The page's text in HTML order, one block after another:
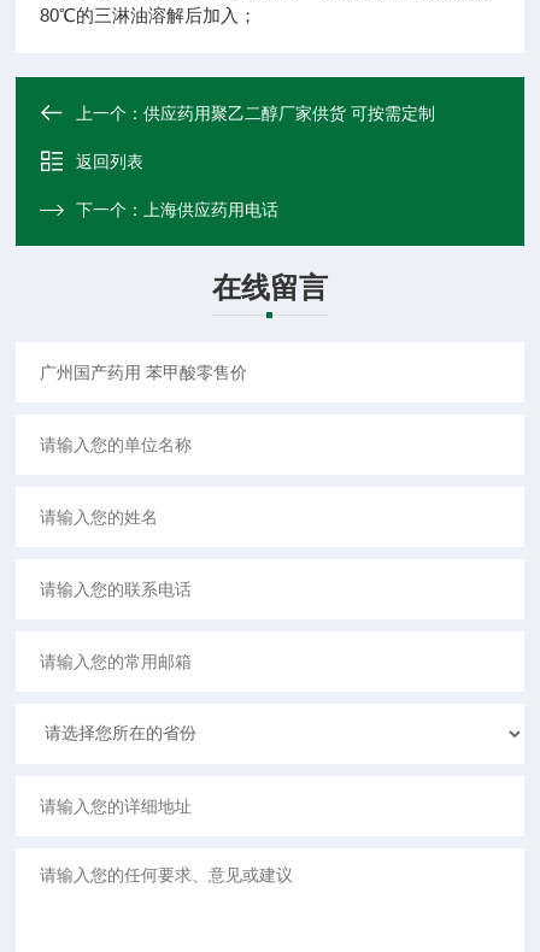
80℃的三淋油溶解后加入；
上一个：供应药用聚乙二醇厂家供货 可按需定制
返回列表
下一个： 上海供应药用电话
在线留言